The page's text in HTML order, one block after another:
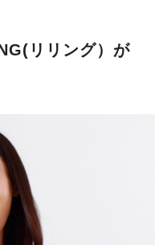
リリング）が